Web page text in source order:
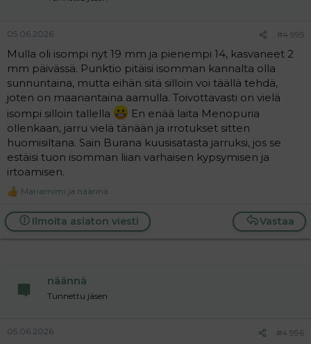
05.06.2026 #4 995
Mulla oli isompi nyt 19 mm ja pienempi 14, kasvaneet 2
mm päivässä. Punktio pitäisi isomman kannalta olla
sunnuntaina, mutta eihän sitä silloin voi täällä tehdä,
joten on maanantaina aamulla. Toivottavasti on vielä
isompi silloin tallella
En enää laita Menopuria
ollenkaan, jarru vielä tänään ja irrotukset sitten
huomisiltana. Sain Burana kuusisatasta jarruksi, jos se
estäisi tuon isomman liian varhaisen kypsymisen ja
irtoamisen.
R
a
c
t
Mariamimi ja näännä
Vastaa
Ilmoita asiaton viesti
näännä
Tunnettu jäsen
05.06.2026 #4 996